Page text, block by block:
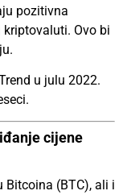
pozitivna
Ovo bi
u julu 2022.
cijene
(BTC), ali i